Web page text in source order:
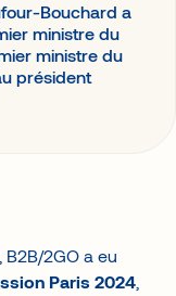
Bouchard a
ministre du
ministre du
président
2GO a eu
Paris 2024